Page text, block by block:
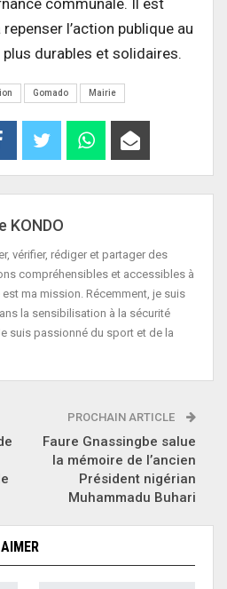
communale. Il est
l’action publique au
durables et solidaires.
Gomado Mairie
KONDO
vérifier, rédiger et partager des
compréhensibles et accessibles à
ma mission. Récemment, je suis
la sensibilisation à la sécurité
suis passionné du sport et de la
PROCHAIN ARTICLE
Faure Gnassingbe salue
la mémoire de l’ancien
Président nigérian
Muhammadu Buhari